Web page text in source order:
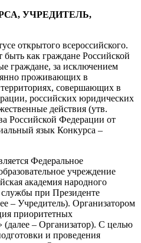
УЧРЕДИТЕЛЬ,
открытого всероссийского.
как граждане Российской
граждане, за исключением
проживающих в
совершающих в
российских юридических
действия (утв.
Российской Федерации от
язык Конкурса –
Федеральное
учреждение
академия народного
службы при Президенте
– Учредитель). Организатором
приоритетных
(далее – Организатор). С целью
и проведения